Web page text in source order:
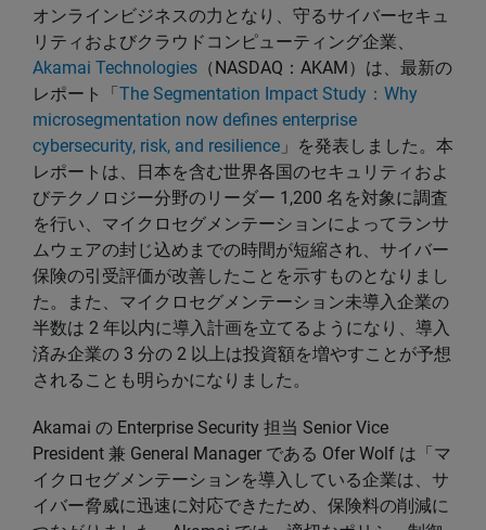
オンラインビジネスの力となり、守るサイバーセキュ
リティおよびクラウドコンピューティング企業、
Akamai Technologies （NASDAQ：AKAM）は、最新の
レポート「The Segmentation Impact Study：Why
microsegmentation now defines enterprise
cybersecurity, risk, and resilience 」を発表しました。本
レポートは、日本を含む世界各国のセキュリティおよ
びテクノロジー分野のリーダー 1,200 名を対象に調査
を行い、マイクロセグメンテーションによってランサ
ムウェアの封じ込めまでの時間が短縮され、サイバー
保険の引受評価が改善したことを示すものとなりまし
た。また、マイクロセグメンテーション未導入企業の
半数は 2 年以内に導入計画を立てるようになり、導入
済み企業の 3 分の 2 以上は投資額を増やすことが予想
されることも明らかになりました。
Akamai の Enterprise Security 担当 Senior Vice
President 兼 General Manager である Ofer Wolf は「マ
イクロセグメンテーションを導入している企業は、サ
イバー脅威に迅速に対応できたため、保険料の削減に